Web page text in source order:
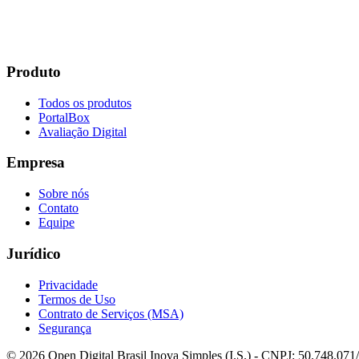
Produto
Todos os produtos
PortalBox
Avaliação Digital
Empresa
Sobre nós
Contato
Equipe
Jurídico
Privacidade
Termos de Uso
Contrato de Serviços (MSA)
Segurança
© 2026 Open Digital Brasil Inova Simples (I.S.) - CNPJ: